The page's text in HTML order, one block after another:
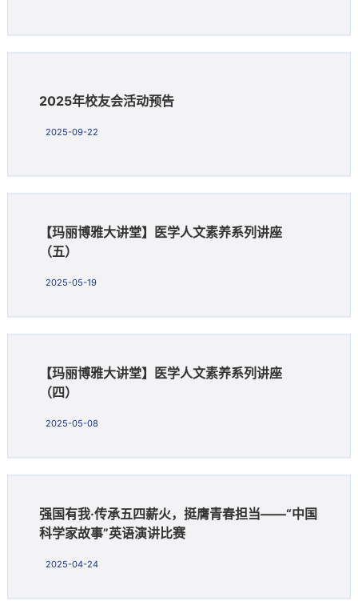
2025年校友会活动预告
2025-09-22
【玛丽博雅大讲堂】医学人文素养系列讲座
（五）
2025-05-19
【玛丽博雅大讲堂】医学人文素养系列讲座
（四）
2025-05-08
强国有我·传承五四薪火，挺膺青春担当——“中国
科学家故事”英语演讲比赛
2025-04-24